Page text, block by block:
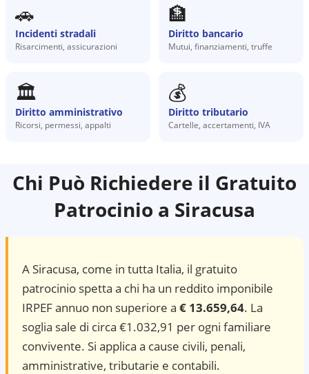
🚗
Incidenti stradali
Risarcimenti, assicurazioni
🏦
Diritto bancario
Mutui, finanziamenti, truffe
🏛️
Diritto amministrativo
Ricorsi, permessi, appalti
💰
Diritto tributario
Cartelle, accertamenti, IVA
Chi Può Richiedere il Gratuito
Patrocinio a Siracusa
A Siracusa, come in tutta Italia, il gratuito
patrocinio spetta a chi ha un reddito imponibile
IRPEF annuo non superiore a € 13.659,64. La
soglia sale di circa €1.032,91 per ogni familiare
convivente. Si applica a cause civili, penali,
amministrative, tributarie e contabili.